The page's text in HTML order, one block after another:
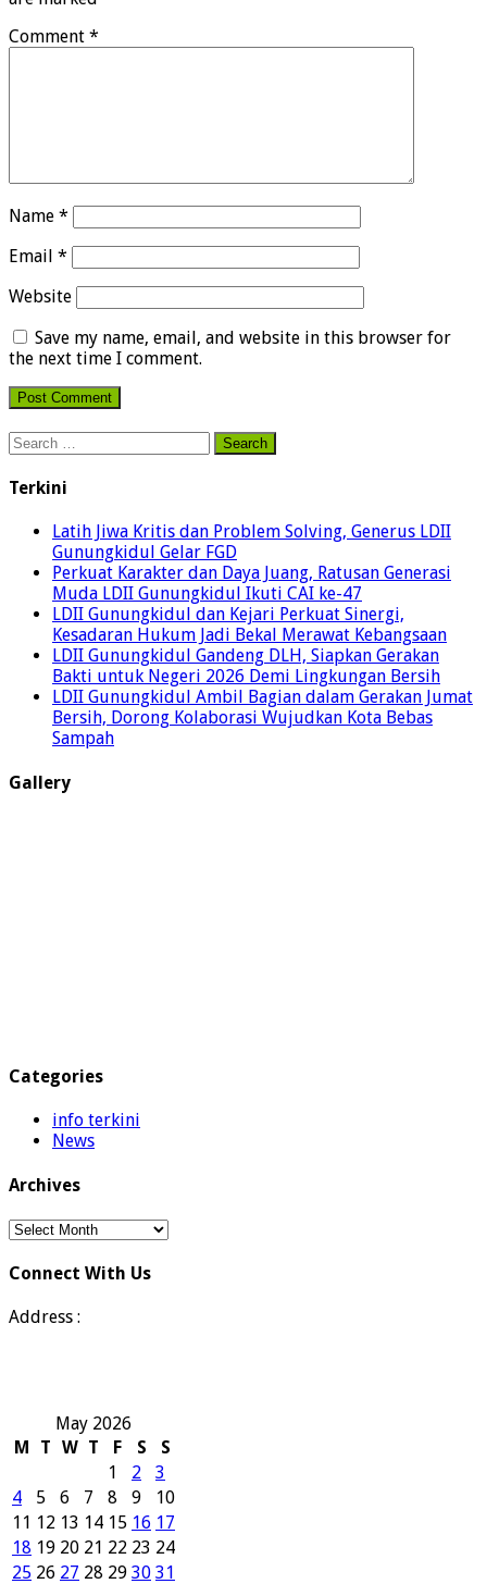
Comment *
Name *
Email *
Website
Save my name, email, and website in this browser for
the next time I comment.
Search
for:
Terkini
Latih Jiwa Kritis dan Problem Solving, Generus LDII
Gunungkidul Gelar FGD
Perkuat Karakter dan Daya Juang, Ratusan Generasi
Muda LDII Gunungkidul Ikuti CAI ke-47
LDII Gunungkidul dan Kejari Perkuat Sinergi,
Kesadaran Hukum Jadi Bekal Merawat Kebangsaan
LDII Gunungkidul Gandeng DLH, Siapkan Gerakan
Bakti untuk Negeri 2026 Demi Lingkungan Bersih
LDII Gunungkidul Ambil Bagian dalam Gerakan Jumat
Bersih, Dorong Kolaborasi Wujudkan Kota Bebas
Sampah
Gallery
Categories
info terkini
News
Archives
Archives
Connect With Us
Address :
May 2026
M
T W T F S
S
1
2
3
4
5 6 7 8 9
10
11 12 13 14 15 16 17
18 19 20 21 22 23 24
25 26 27 28 29 30 31